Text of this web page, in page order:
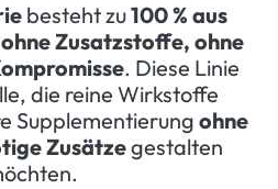
besteht zu100 % aus
ohne Zusatzstoffe, ohne
. Diese Linie
die reine Wirkstoffe
Supplementierung ohne
Zusätzegestalten